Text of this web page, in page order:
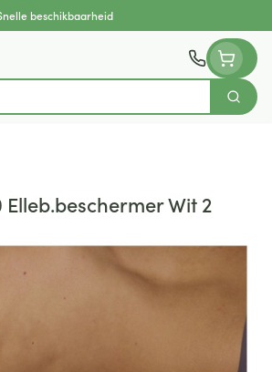
beschikbaarheid
Zoek
Wit 2